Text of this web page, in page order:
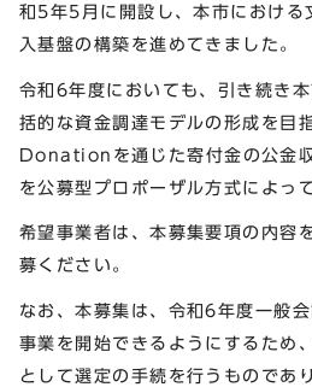
和5年5月に開設し、本市における
入基盤の構築を進めてきました。
令和6年度においても、引き続き
括的な資金調達モデルの形成を
Donationを通じた寄付金の公金
を公募型プロポーザル方式によっ
希望事業者は、本募集要項の内容
募ください。
なお、本募集は、令和6年度一般
事業を開始できるようにするため
として選定の手続を行うものであ